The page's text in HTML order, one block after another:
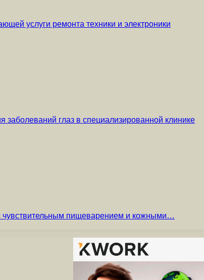
услуги ремонта техники и электроники
глаз в специализированной клинике
чувствительным пищеварением и кожными…